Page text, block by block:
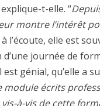
explique-t-elle. “
montre l’intérêt
l’écoute, elle est
d’une journée de
génial, qu’elle a
écrits
à-vis de cette